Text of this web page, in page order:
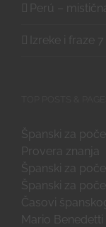
Perú –
Izreke i fraze 7
Španski za
Provera znanja
Španski za
Španski za
Časovi
Mario